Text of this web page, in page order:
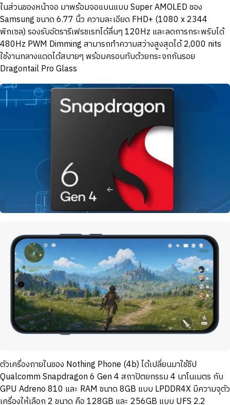
ในส่วนของหน้าจอ มาพร้อมจอแบนแบบ Super AMOLED ของ
Samsung ขนาด 6.77 นิ้ว ความละเอียด FHD+ (1080 x 2344
พิกเซล) รองรับอัตรารีเฟรชเรทได้ลื่นๆ 120Hz และลดการกระพริบได้
480Hz PWM Dimming สามารถทำความสว่างสูงสุดได้ 2,000 nits
ใช้งานกลางแดดได้สบายๆ พร้อมครอบทับด้วยกระจกกันรอย
Dragontail Pro Glass
ตัวเครื่องภายในของ Nothing Phone (4b) ได้เปลี่ยนมาใช้ชิป
Qualcomm Snapdragon 6 Gen 4 สถาปัตยกรรม 4 นาโนเมตร กับ
GPU Adreno 810 และ RAM ขนาด 8GB แบบ LPDDR4X มีความจุตัว
เครื่องให้เลือก 2 ขนาด คือ 128GB และ 256GB แบบ UFS 2.2